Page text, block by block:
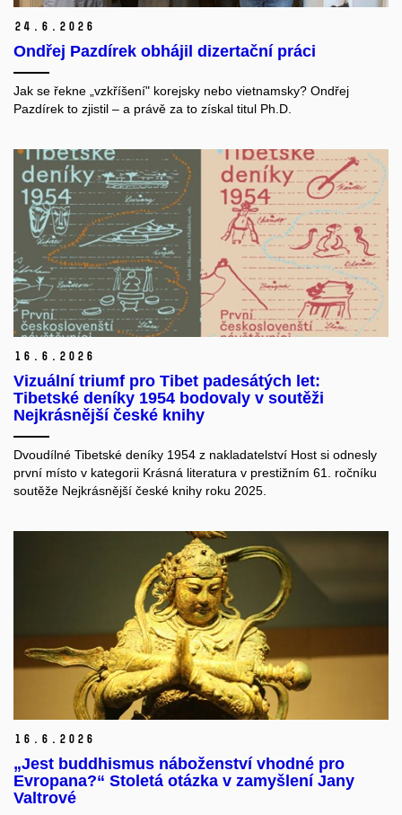
24. 6. 2026
Ondřej Pazdírek obhájil dizertační práci
Jak se řekne „vzkříšení" korejsky nebo vietnamsky? Ondřej
Pazdírek to zjistil – a právě za to získal titul Ph.D.
16. 6. 2026
Vizuální triumf pro Tibet padesátých let:
Tibetské deníky 1954 bodovaly v soutěži
Nejkrásnější české knihy
Dvoudílné Tibetské deníky 1954 z nakladatelství Host si odnesly
první místo v kategorii Krásná literatura v prestižním 61. ročníku
soutěže Nejkrásnější české knihy roku 2025.
16. 6. 2026
„Jest buddhismus náboženství vhodné pro
Evropana?“ Stoletá otázka v zamyšlení Jany
Valtrové